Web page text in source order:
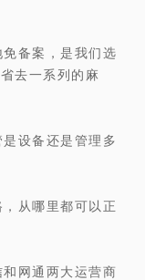
备案，是我们选
去一系列的麻
设备还是管理多
从哪里都可以正
网通两大运营商